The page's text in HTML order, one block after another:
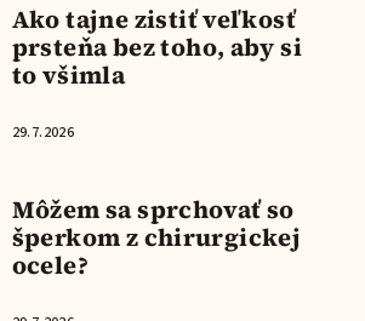
Ako tajne zistiť veľkosť
prsteňa bez toho, aby si
to všimla
29.7.2026
Môžem sa sprchovať so
šperkom z chirurgickej
ocele?